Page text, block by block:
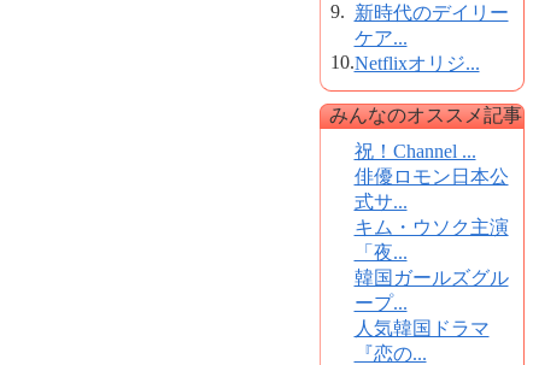
9. 新時代のデイリー
ケア...
10.Netflixオリジ...
みんなのオススメ記事
祝！Channel ...
俳優ロモン日本公
式サ...
キム・ウソク主演
「夜...
韓国ガールズグル
ープ...
人気韓国ドラマ
『恋の...